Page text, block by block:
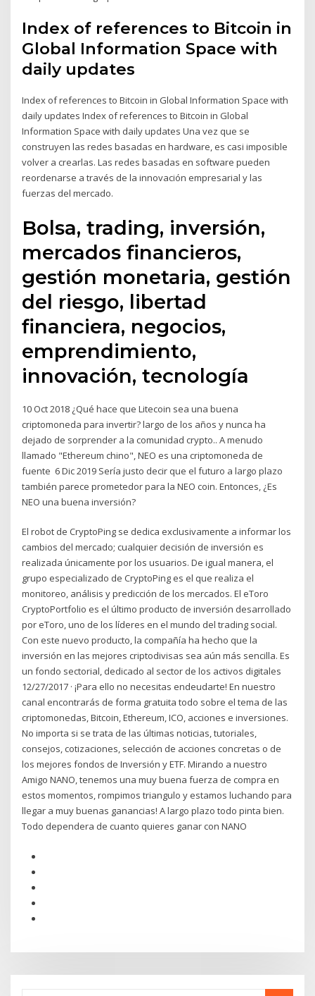
Index of references to Bitcoin in
Global Information Space with
daily updates
Index of references to Bitcoin in Global Information Space with
daily updates Index of references to Bitcoin in Global
Information Space with daily updates Una vez que se
construyen las redes basadas en hardware, es casi imposible
volver a crearlas. Las redes basadas en software pueden
reordenarse a través de la innovación empresarial y las
fuerzas del mercado.
Bolsa, trading, inversión,
mercados financieros,
gestión monetaria, gestión
del riesgo, libertad
financiera, negocios,
emprendimiento,
innovación, tecnología
10 Oct 2018 ¿Qué hace que Litecoin sea una buena
criptomoneda para invertir? largo de los años y nunca ha
dejado de sorprender a la comunidad crypto.. A menudo
llamado "Ethereum chino", NEO es una criptomoneda de
fuente 6 Dic 2019 Sería justo decir que el futuro a largo plazo
también parece prometedor para la NEO coin. Entonces, ¿Es
NEO una buena inversión?
El robot de CryptoPing se dedica exclusivamente a informar los
cambios del mercado; cualquier decisión de inversión es
realizada únicamente por los usuarios. De igual manera, el
grupo especializado de CryptoPing es el que realiza el
monitoreo, análisis y predicción de los mercados. El eToro
CryptoPortfolio es el último producto de inversión desarrollado
por eToro, uno de los líderes en el mundo del trading social.
Con este nuevo producto, la compañía ha hecho que la
inversión en las mejores criptodivisas sea aún más sencilla. Es
un fondo sectorial, dedicado al sector de los activos digitales
12/27/2017 · ¡Para ello no necesitas endeudarte! En nuestro
canal encontrarás de forma gratuita todo sobre el tema de las
criptomonedas, Bitcoin, Ethereum, ICO, acciones e inversiones.
No importa si se trata de las últimas noticias, tutoriales,
consejos, cotizaciones, selección de acciones concretas o de
los mejores fondos de Inversión y ETF. Mirando a nuestro
Amigo NANO, tenemos una muy buena fuerza de compra en
estos momentos, rompimos triangulo y estamos luchando para
llegar a muy buenas ganancias! A largo plazo todo pinta bien.
Todo dependera de cuanto quieres ganar con NANO